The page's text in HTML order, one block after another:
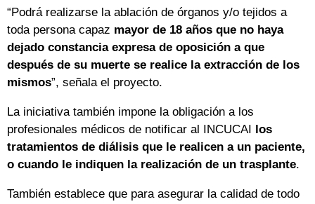
“Podrá realizarse la ablación de órganos y/o tejidos a
toda persona capaz mayor de 18 años que no haya
dejado constancia expresa de oposición a que
después de su muerte se realice la extracción de los
mismos”, señala el proyecto.
La iniciativa también impone la obligación a los
profesionales médicos de notificar al INCUCAI
los
tratamientos de diálisis que le realicen a un paciente,
o cuando le indiquen la realización de un trasplante.
También establece que para asegurar la calidad de todo